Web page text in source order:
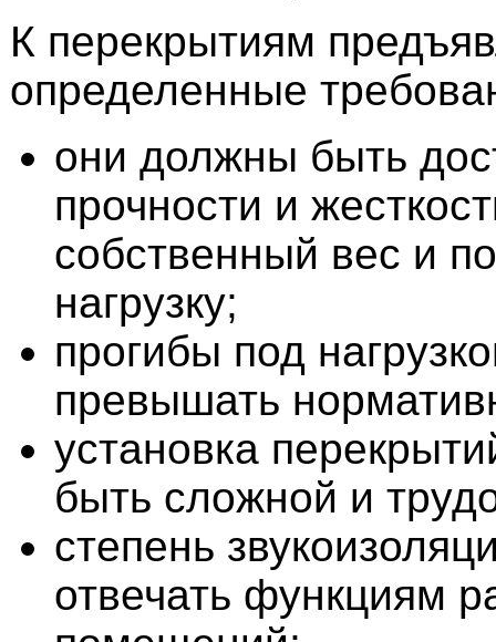
К перекрытиям
определенные
они должны быть
прочности и
собственный вес и
нагрузку;
прогибы под
превышать
установка
быть сложной и
степень
отвечать функциям